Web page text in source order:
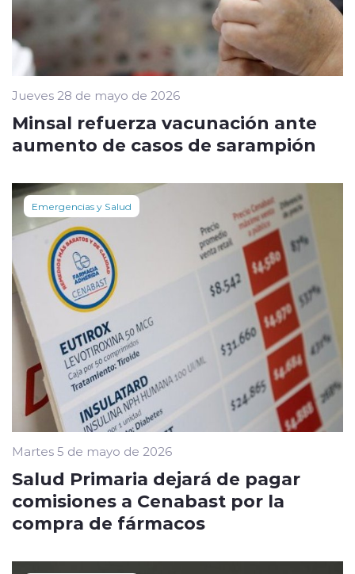
Jueves 28 de mayo de 2026
Minsal refuerza vacunación ante
aumento de casos de sarampión
Emergencias y Salud
Martes 5 de mayo de 2026
Salud Primaria dejará de pagar
comisiones a Cenabast por la
compra de fármacos